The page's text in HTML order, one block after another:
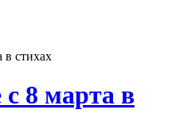
в стихах
8 марта в